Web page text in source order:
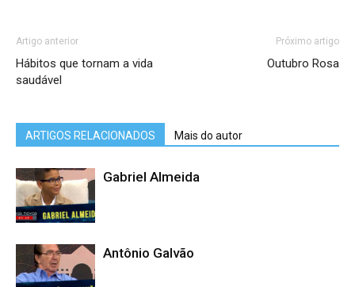
Artigo anterior
Hábitos que tornam a vida
saudável
Próximo artigo
Outubro Rosa
ARTIGOS RELACIONADOS Mais do autor
Gabriel Almeida
Antônio Galvão